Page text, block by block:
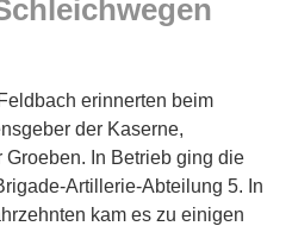
erinnerten beim
der Kaserne,
Groeben. In Betrieb ging die
Artillerie-Abteilung 5. In
kam es zu einigen